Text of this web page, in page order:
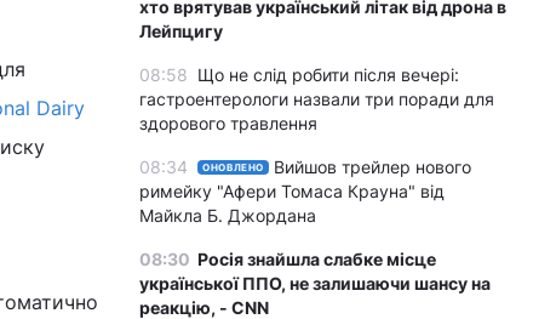
Dairy
хто врятував український літак від дрона в
Лейпцигу
08:58 Що не слід робити після вечері:
гастроентерологи назвали три поради для
здорового травлення
08:34 ОНОВЛЕНО
Вийшов трейлер нового
римейку "Афери Томаса Крауна" від
Майкла Б. Джордана
08:30 Росія знайшла слабке місце
української ППО, не залишаючи шансу на
реакцію, - CNN